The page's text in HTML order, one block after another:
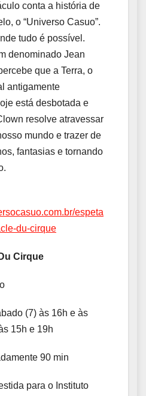
conta a história de
o “Universo Casuo”.
tudo é possível.
denominado Jean
que a Terra, o
antigamente
está desbotada e
resolve atravessar
mundo e trazer de
fantasias e tornando
espeta
du-cirque
Cirque
(7) às 16h e às
15h e 19h
90 min
para o Instituto